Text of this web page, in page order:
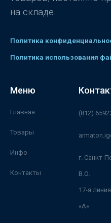
на складе.
Политика
Политика использования
Меню
Главная
Товары
Инфо
Контакты
(812)
г. Санкт-
В.О.
17-я
«А»